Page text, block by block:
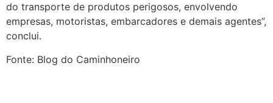
do transporte de produtos perigosos, envolvendo
empresas, motoristas, embarcadores e demais agentes”,
conclui.
Fonte: Blog do Caminhoneiro